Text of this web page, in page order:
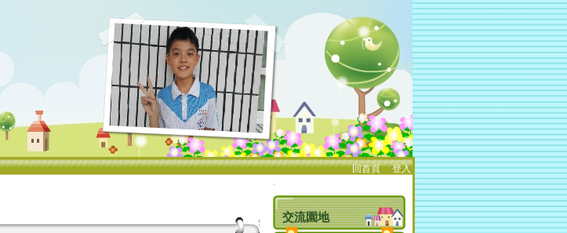
回首頁、登入
:::
交流園地